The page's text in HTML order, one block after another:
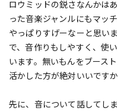
ロウミッドの鋭さなんかは
った音楽ジャンルにもマッ
やっぱりすげーなーと思い
で、音作りもしやすく、使
います。無いもんをブース
活かした方が絶対いいですか
先に、音について話してし